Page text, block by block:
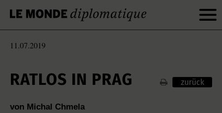
11.07.2019
RATLOS IN PRAG zurück
von Michal Chmela